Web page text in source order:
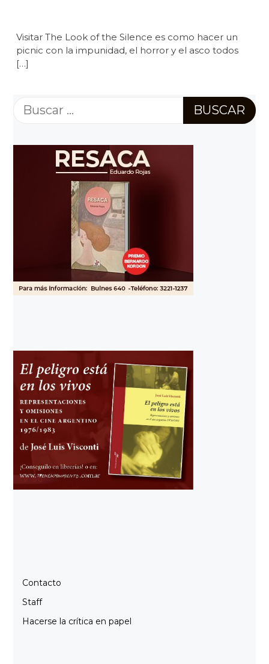
Visitar The Look of the Silence es como hacer un
picnic con la impunidad, el horror y el asco todos
[…]
Buscar:
Contacto
Staff
Hacerse la crítica en papel